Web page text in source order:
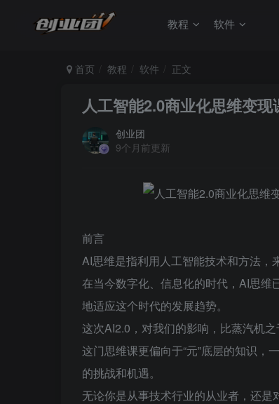
教程 软件
首页 教程 软件 正文
人工智能2.0商业化思维变
创业团
9个月前更新
前言
AI思维是指利用人工智能技术和方法，
在当今数字化、信息化的时代，AI思
地适应这个时代的发展趋势。
这次AI2.0，对我们的影响，比蒸汽机
这门思维课更偏向于“元”底层的知识
的挑战和机遇。
无论你是从事技术行业的从业者，还是